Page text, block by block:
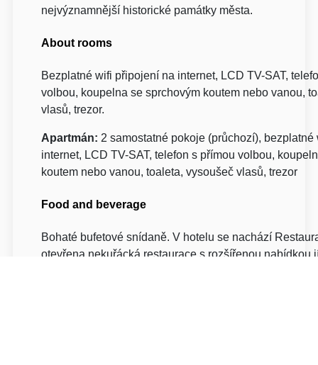
nejvýznamnější historické památky města.
About rooms
Bezplatné wifi připojení na internet, LCD TV-SAT,
volbou, koupelna se sprchovým koutem nebo vanou,
vlasů, trezor.
Apartmán: 2 samostatné pokoje (průchozí),
internet, LCD TV-SAT, telefon s přímou volbou,
koutem nebo vanou, toaleta, vysoušeč vlasů, trezor
Food and beverage
Bohaté bufetové snídaně. V hotelu se nachází
otevřena nekuřácká restaurace s rozšířenou nabídkou